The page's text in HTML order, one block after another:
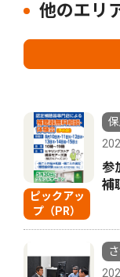
他のエリ
ピックアッ
プ（PR）
参
補